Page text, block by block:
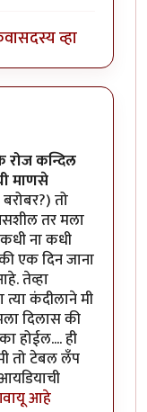
सदस्य व्हा
रोज कन्दिल
माणसे
तो
तर मला
ना कधी
एक दिन जाना
तेव्हा
कंदीलाने मी
दिलास की
होईल.... ही
तो टेबल लॅंप
आहे